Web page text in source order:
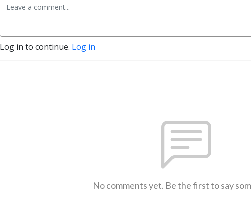
Log in to continue. Log in
No comments yet. Be the first to say